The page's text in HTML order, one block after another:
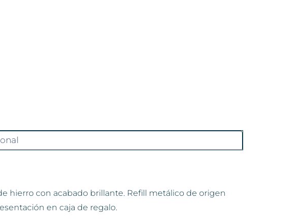
hierro con acabado brillante. Refill metálico de origen
en caja de regalo.